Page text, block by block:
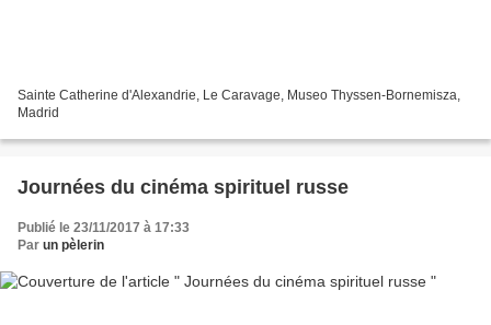
Sainte Catherine d'Alexandrie, Le Caravage, Museo Thyssen-Bornemisza,
Madrid
Journées du cinéma spirituel russe
Publié le 23/11/2017 à 17:33
Par un pèlerin